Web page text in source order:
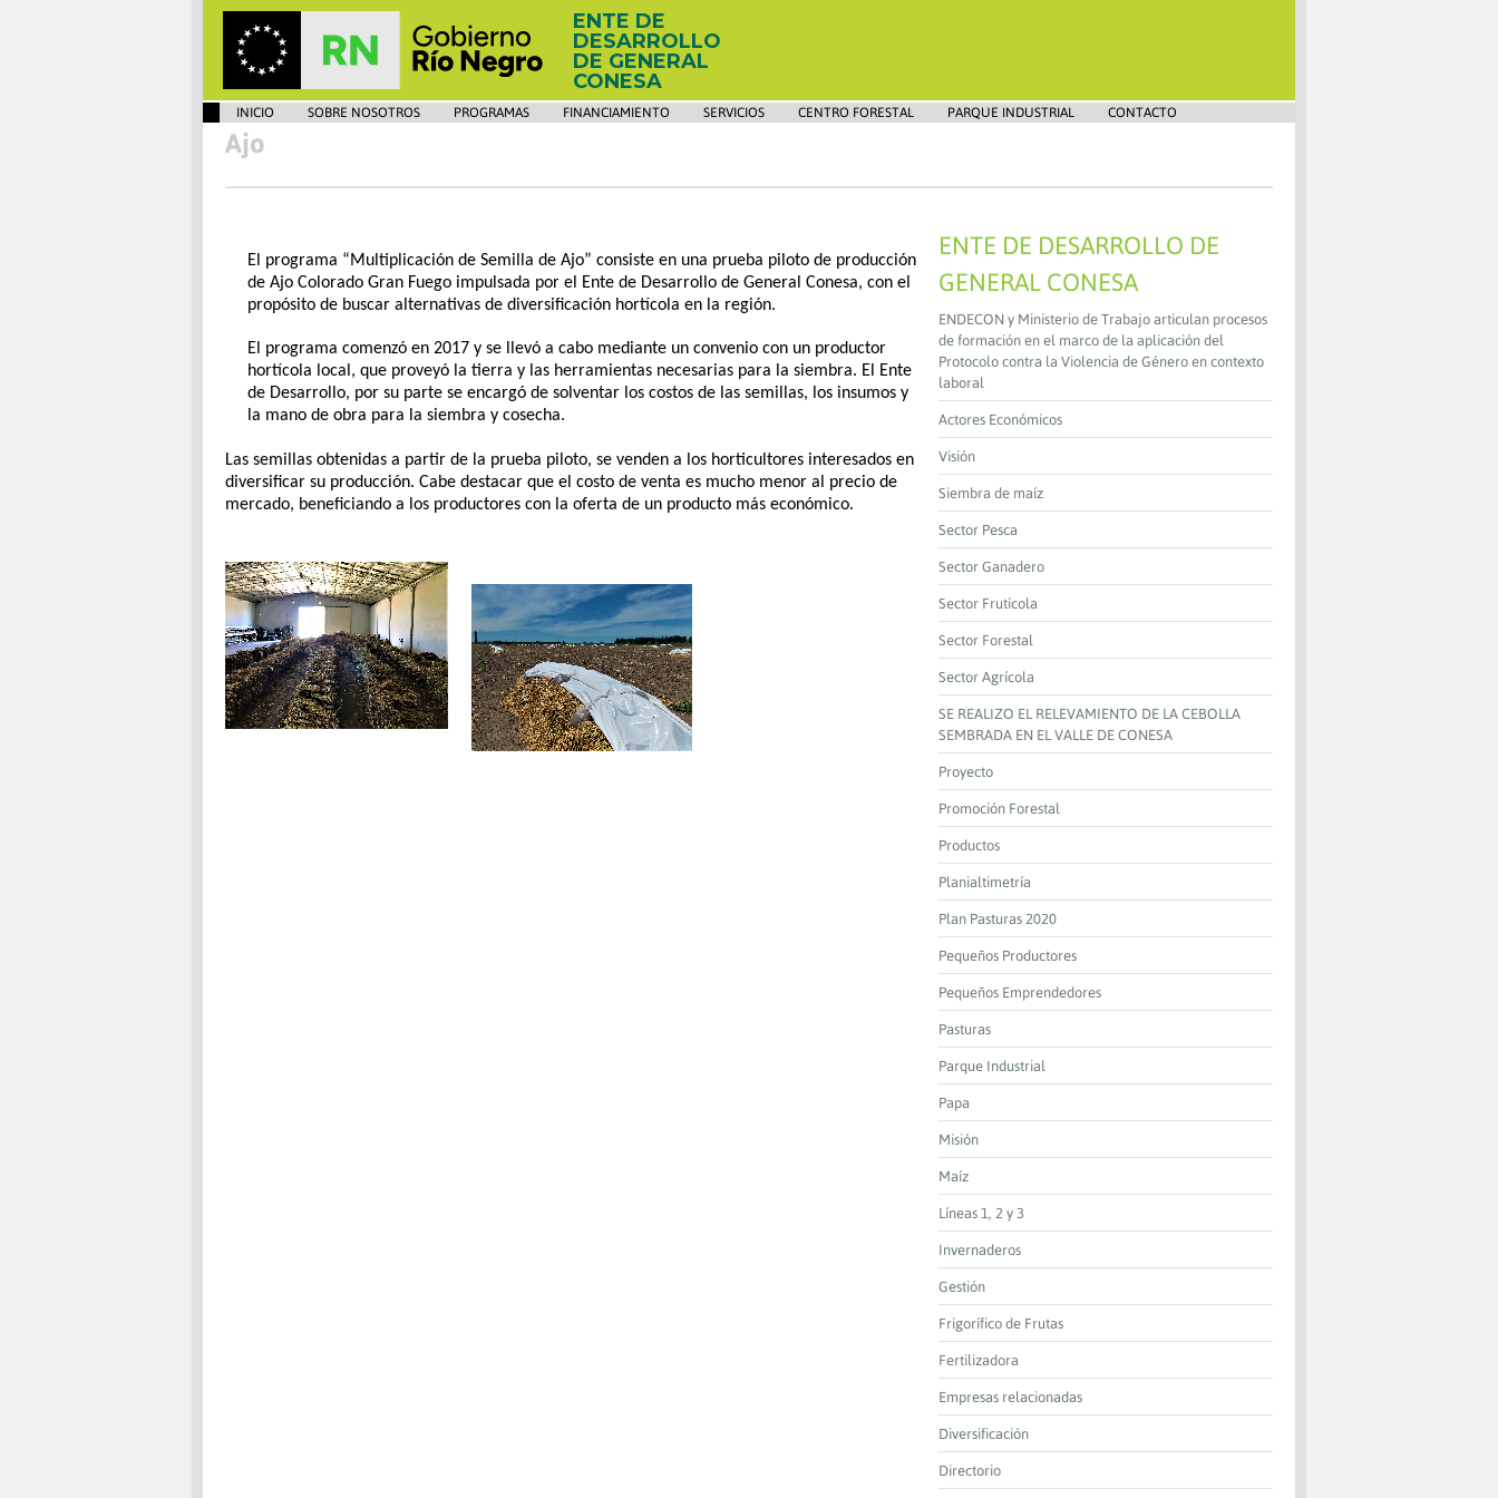
ENTE DE
DESARROLLO
DE GENERAL
CONESA
INICIO SOBRE NOSOTROS PROGRAMAS FINANCIAMIENTO SERVICIOS CENTRO FORESTAL PARQUE INDUSTRIAL CONTACTO
Ajo
El programa “Multiplicación de Semilla de Ajo” consiste en una prueba piloto de producción
de Ajo Colorado Gran Fuego impulsada por el Ente de Desarrollo de General Conesa, con el
propósito de buscar alternativas de diversificación hortícola en la región.
El programa comenzó en 2017 y se llevó a cabo mediante un convenio con un productor
hortícola local, que proveyó la tierra y las herramientas necesarias para la siembra. El Ente
de Desarrollo, por su parte se encargó de solventar los costos de las semillas, los insumos y
la mano de obra para la siembra y cosecha.
Las semillas obtenidas a partir de la prueba piloto, se venden a los horticultores interesados en
diversificar su producción. Cabe destacar que el costo de venta es mucho menor al precio de
mercado, beneficiando a los productores con la oferta de un producto más económico.
ENTE DE DESARROLLO DE
GENERAL CONESA
ENDECON y Ministerio de Trabajo articulan procesos
de formación en el marco de la aplicación del
Protocolo contra la Violencia de Género en contexto
laboral
Actores Económicos
Visión
Siembra de maíz
Sector Pesca
Sector Ganadero
Sector Frutícola
Sector Forestal
Sector Agrícola
SE REALIZO EL RELEVAMIENTO DE LA CEBOLLA
SEMBRADA EN EL VALLE DE CONESA
Proyecto
Promoción Forestal
Productos
Planialtimetría
Plan Pasturas 2020
Pequeños Productores
Pequeños Emprendedores
Pasturas
Parque Industrial
Papa
Misión
Maíz
Líneas 1, 2 y 3
Invernaderos
Gestión
Frigorífico de Frutas
Fertilizadora
Empresas relacionadas
Diversificación
Directorio